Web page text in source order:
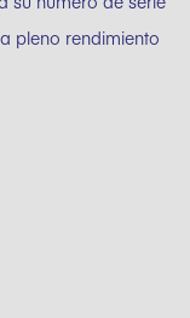
pleno rendimiento